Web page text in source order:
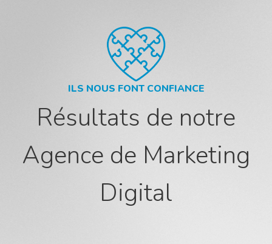
ILS NOUS FONT CONFIANCE
Résultats de notre
Agence de Marketing
Digital